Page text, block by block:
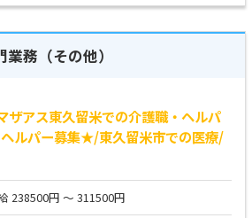
務（その他）
ザアス東久留米での介護職・ヘルパ
ルパー募集★/東久留米市での医療/
238500円 ～ 311500円